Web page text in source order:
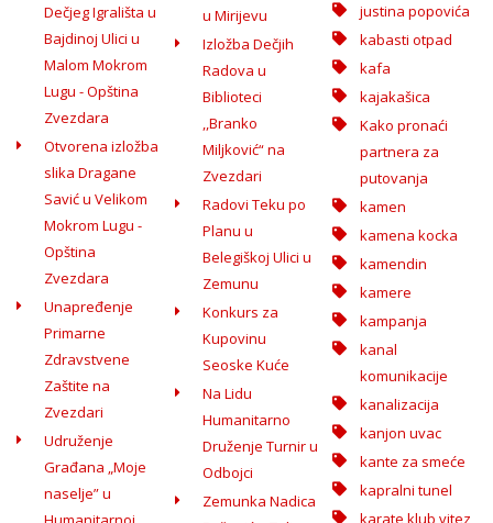
Dečjeg Igrališta u
Bajdinoj Ulici u
Malom Mokrom
Lugu - Opština
Zvezdara
Otvorena izložba
slika Dragane
Savić u Velikom
Mokrom Lugu -
Opština
Zvezdara
Unapređenje
Primarne
Zdravstvene
Zaštite na
Zvezdari
Udruženje
Građana „Moje
naselje” u
u Mirijevu
Izložba Dečjih
Radova u
Biblioteci
,,Branko
Miljković“ na
Zvezdari
Radovi Teku po
Planu u
Belegiškoj Ulici u
Zemunu
Konkurs za
Kupovinu
Seoske Kuće
Na Lidu
Humanitarno
Druženje Turnir u
Odbojci
Zemunka Nadica
justina popovića
kabasti otpad
kafa
kajakašica
Kako pronaći
partnera za
putovanja
kamen
kamena kocka
kamendin
kamere
kampanja
kanal
komunikacije
kanalizacija
kanjon uvac
kante za smeće
kapralni tunel
karate klub vitez